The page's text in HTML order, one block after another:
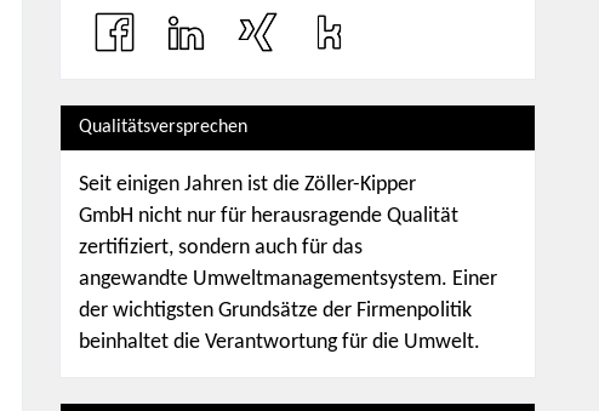
Qualitätsversprechen
Seit einigen Jahren ist die Zöller-Kipper
GmbH nicht nur für herausragende Qualität
zertifiziert, sondern auch für das
angewandte Umweltmanagementsystem. Einer
der wichtigsten Grundsätze der Firmenpolitik
beinhaltet die Verantwortung für die Umwelt.